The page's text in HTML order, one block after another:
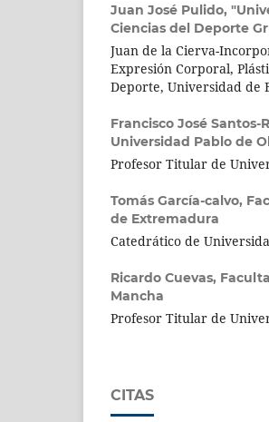
Juan José Pulido,
Ciencias del Deporte
Juan de la Cierva-
Expresión Corporal,
Deporte, Universidad de
Francisco José Santos-
Universidad Pablo de
Profesor Titular de
Tomás García-calvo,
de Extremadura
Catedrático de
Ricardo Cuevas,
Mancha
Profesor Titular de
CITAS